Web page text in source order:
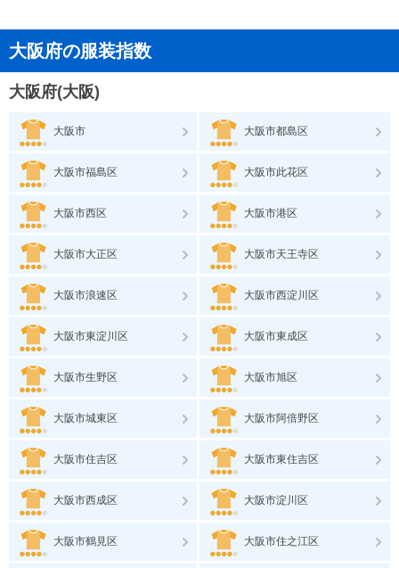
大阪府の服装指数
大阪府(大阪)
大阪市 大阪市都島区
大阪市福島区 大阪市此花区
大阪市西区 大阪市港区
大阪市大正区 大阪市天王寺区
大阪市浪速区 大阪市西淀川区
大阪市東淀川区 大阪市東成区
大阪市生野区 大阪市旭区
大阪市城東区 大阪市阿倍野区
大阪市住吉区 大阪市東住吉区
大阪市西成区 大阪市淀川区
大阪市鶴見区 大阪市住之江区